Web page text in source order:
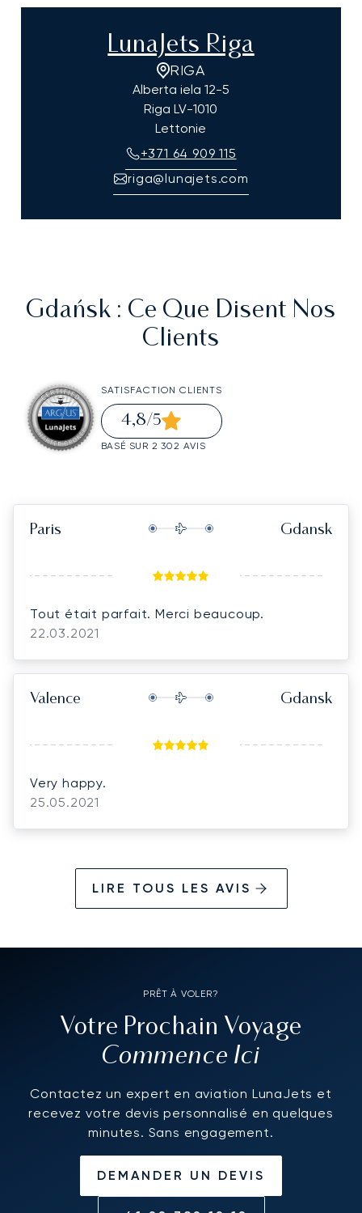
LunaJets Riga
RIGA
Alberta iela 12-5
Riga LV-1010
Lettonie
+371 64 909 115
riga@lunajets.com
Gdańsk : Ce Que Disent Nos
Clients
SATISFACTION CLIENTS
4,8/5
BASÉ SUR 2 302 AVIS
Paris Gdansk
Tout était parfait. Merci beaucoup.
22.03.2021
Valence Gdansk
Very happy.
25.05.2021
LIRE TOUS LES AVIS
PRÊT À VOLER?
Votre Prochain Voyage
Commence Ici
Contactez un expert en aviation LunaJets et
recevez votre devis personnalisé en quelques
minutes. Sans engagement.
DEMANDER UN DEVIS